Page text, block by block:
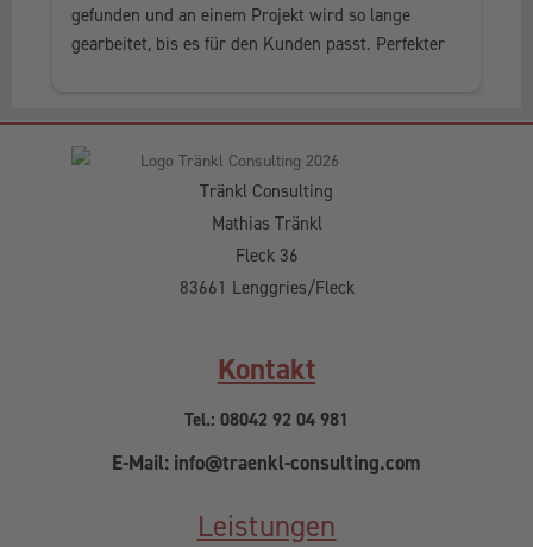
gefunden und an einem Projekt wird so lange
gearbeitet, bis es für den Kunden passt. Perfekter
Tränkl Consulting
Mathias Tränkl
Fleck 36
83661 Lenggries/Fleck
Kontakt
Tel.: 08042 92 04 981
E-Mail: info@traenkl-consulting.com
Leistungen